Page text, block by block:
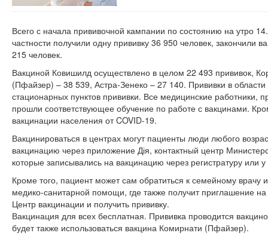
Всего с начала прививочной кампании по состоянию на утро
частности получили одну прививку 36 950 человек, закончили
215 человек.
Вакциной Ковишилд осуществлено в целом 22 493 прививок,
(Пфайзер) – 38 539, Астра-Зенеко – 27 140. Прививки в
стационарных пунктов прививки. Все медицинские работники,
прошли соответствующее обучение по работе с вакцинами.
вакцинации населения от COVID-19.
Вакцинироваться в центрах могут пациенты люди любого
вакцинацию через приложение Дія, контактный центр
которые записывались на вакцинацию через регистратуру или
Кроме того, пациент может сам обратиться к семейному врачу
медико-санитарной помощи, где также получит приглашение
Центр вакцинации и получить прививку.
Вакцинация для всех бесплатная. Прививка проводится
будет также использоваться вакцина Комирнати (Пфайзер).